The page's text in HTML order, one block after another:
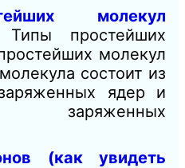
молекул
простейших
молекул
состоит из
ядер и
заряженных
(как увидеть